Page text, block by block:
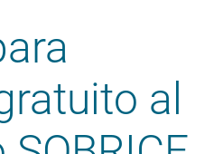
al